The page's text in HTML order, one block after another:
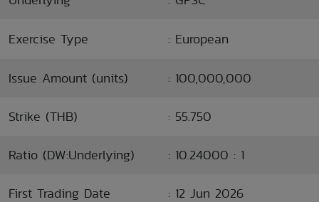
Exercise Type : European
Issue Amount (units) : 100,000,000
Strike (THB) : 55.750
Ratio (DW:Underlying) : 10.24000 : 1
First Trading Date : 12 Jun 2026